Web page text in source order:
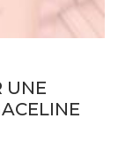
UNE